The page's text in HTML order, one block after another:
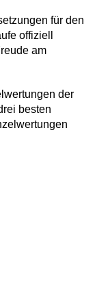
für den
offiziell
am
der
besten